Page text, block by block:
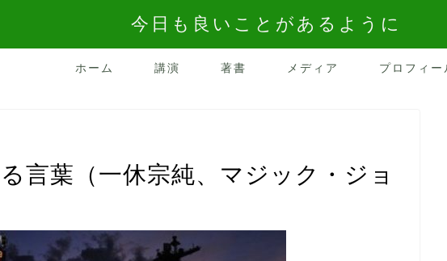
今日も良いことがあるように
ホーム 講演 著書 メディア プロフィー
言葉（一休宗純、マジック・ジョ